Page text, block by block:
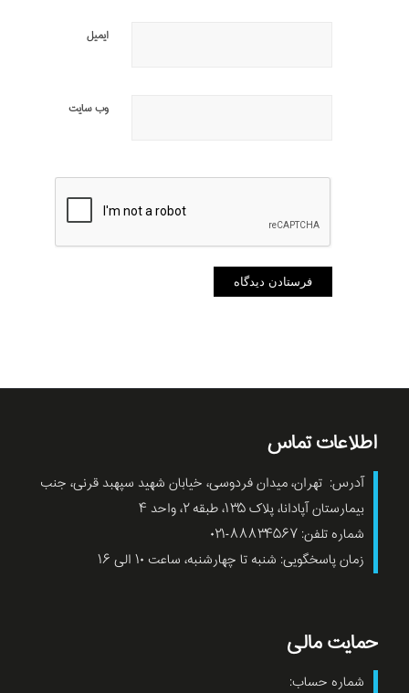
ایمیل
وب‌ سایت
اطلاعات تماس
آدرس: تهران، میدان فردوسی، خیابان شهید سپهبد قرنی، جنب
بیمارستان آپادانا، پلاک ۱۳۵، طبقه ۲، واحد ۴
شماره تلفن: ۸۸۸۳۴۵۶۷-۰۲۱
زمان پاسخگویی: شنبه تا چهارشنبه، ساعت ۱۰ الی ۱۶
حمایت مالی
شماره حساب: